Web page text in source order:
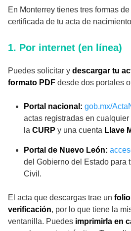
En Monterrey tienes tres formas
certificada de tu acta de
1. Por internet (en línea)
Puedes solicitar y descargar tu
formato PDF desde dos portales
Portal nacional: gob.mx/
actas registradas en
la CURP y una cuenta Llave
Portal de Nuevo León:
del Gobierno del Estado para
Civil.
El acta que descargas trae un
verificación, por lo que tiene la
ventanilla. Puedes imprimirla en